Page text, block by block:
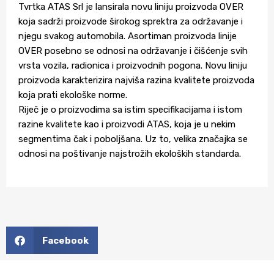
Tvrtka ATAS Srl je lansirala novu liniju proizvoda OVER
koja sadrži proizvode širokog sprektra za održavanje i
njegu svakog automobila. Asortiman proizvoda linije
OVER posebno se odnosi na održavanje i čišćenje svih
vrsta vozila, radionica i proizvodnih pogona. Novu liniju
proizvoda karakterizira najviša razina kvalitete proizvoda
koja prati ekološke norme.
Riječ je o proizvodima sa istim specifikacijama i istom
razine kvalitete kao i proizvodi ATAS, koja je u nekim
segmentima čak i poboljšana. Uz to, velika značajka se
odnosi na poštivanje najstrožih ekoloških standarda.
Facebook